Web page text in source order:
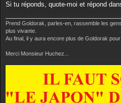
Si tu réponds, quote-moi et répond
Prend Goldorak, parles-en, rassemble les
plus vivante.
Au final, il y aura encore plus de Goldorak
Merci Monsieur Huchez...